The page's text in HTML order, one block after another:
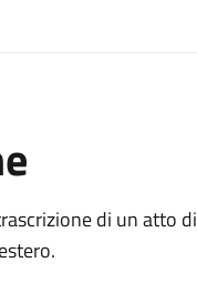
di un atto di